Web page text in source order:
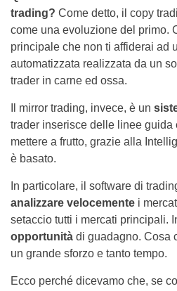
trading? Come detto, il copy
come una evoluzione del primo.
principale che non ti affiderai ad
automatizzata realizzata da un
trader in carne ed ossa.
Il mirror trading, invece, è un
trader inserisce delle linee guida
mettere a frutto, grazie alla
è basato.
In particolare, il software di
analizzare velocemente i
setaccio tutti i mercati principali.
opportunità di guadagno. Cosa
un grande sforzo e tanto tempo.
Ecco perché dicevamo che, se